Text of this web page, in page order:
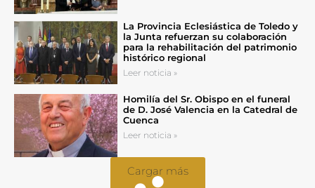
La Provincia Eclesiástica de Toledo y
la Junta refuerzan su colaboración
para la rehabilitación del patrimonio
histórico regional
Leer noticia »
Homilía del Sr. Obispo en el funeral
de D. José Valencia en la Catedral de
Cuenca
Leer noticia »
Cargar más